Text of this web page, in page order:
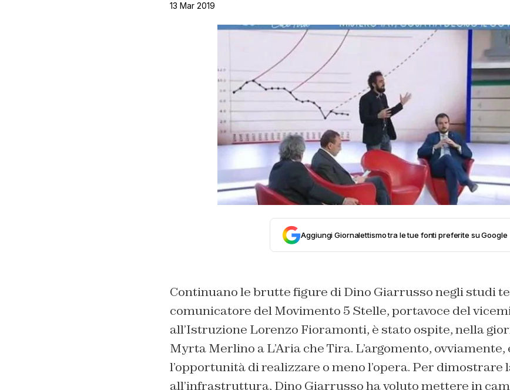
13 Mar 2019
Aggiungi Giornalettismo tra le tue fonti preferite su Google
Continuano le brutte figure di Dino Giarrusso negli studi
comunicatore del Movimento 5 Stelle, portavoce del
all’Istruzione Lorenzo Fioramonti, è stato ospite, nella
Myrta Merlino a L’Aria che Tira. L’argomento, ovviamente,
l’opportunità di realizzare o meno l’opera. Per
all’infrastruttura, Dino Giarrusso ha voluto mettere in